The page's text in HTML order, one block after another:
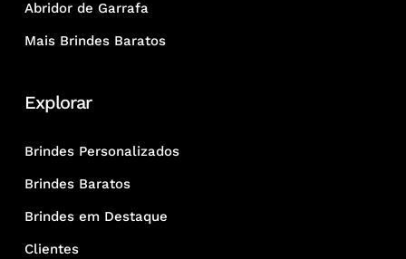
Abridor de Garrafa
Mais Brindes Baratos
Explorar
Brindes Personalizados
Brindes Baratos
Brindes em Destaque
Clientes